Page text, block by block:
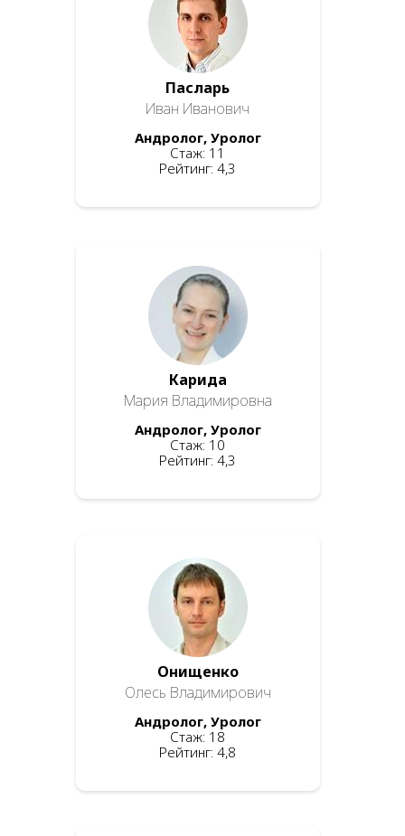
Пасларь
Иван Иванович
Андролог, Уролог
Стаж: 11
Рейтинг: 4,3
Карида
Мария Владимировна
Андролог, Уролог
Стаж: 10
Рейтинг: 4,3
Онищенко
Олесь Владимирович
Андролог, Уролог
Стаж: 18
Рейтинг: 4,8